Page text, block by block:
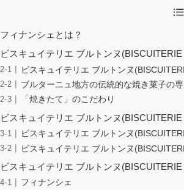
フィナンシェとは？
ビスキュイテリエ ブルトンヌ
ビスキュイテリエ ブルトンヌ
ブルターニュ地方の伝統的な焼き菓子の
「焼きたて」のこだわり
ビスキュイテリエ ブルトンヌ
ビスキュイテリエ ブルトンヌ
ビスキュイテリエ ブルトンヌ
ビスキュイテリエ ブルトンヌ
フィナンシェ